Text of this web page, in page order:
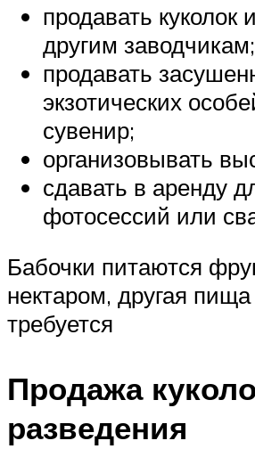
продавать куколок
другим заводчикам;
продавать
экзотических
сувенир;
организовывать
сдавать в аренду
фотосессий или
Бабочки питаются
нектаром, другая
требуется
Продажа
разведения